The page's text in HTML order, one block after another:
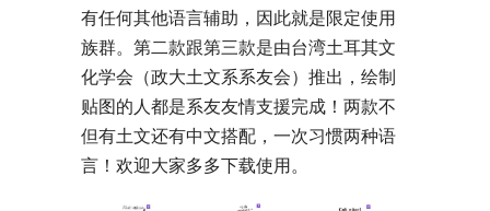
有任何其他语言辅助，因此就是限定使用
族群。第二款跟第三款是由台湾土耳其文
化学会（政大土文系系友会）推出，绘制
贴图的人都是系友友情支援完成！两款不
但有土文还有中文搭配，一次习惯两种语
言！欢迎大家多多下载使用。